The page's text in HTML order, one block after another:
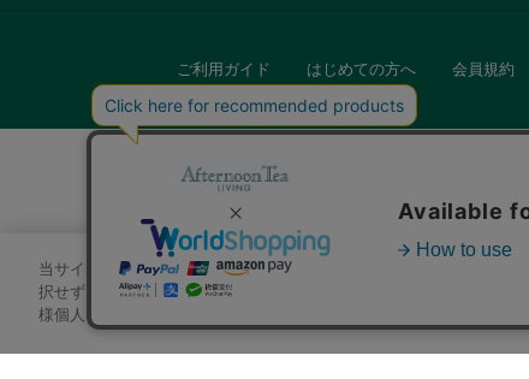
ご利用ガイド はじめての方へ 会員規約
当サイトでは、サイトの利便性向上のためにクッキーを使用いたし
択せずにページを移動した場合、クッキーの使用に同意したことに
様個人を特定できる情報」は一切含まれておりません。詳細は